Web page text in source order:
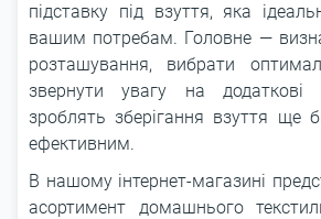
підставку під взуття, яка
вашим потребам. Головне ―
розташування, вибрати
звернути увагу на
зроблять зберігання взуття ще
ефективним.
В нашому інтернет-магазині
асортимент домашнього